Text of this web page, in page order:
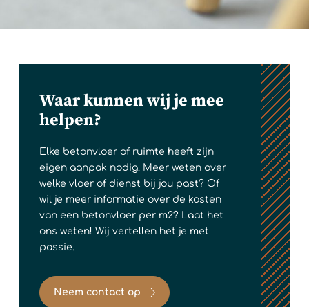
Waar kunnen wij je mee
helpen?
Elke betonvloer of ruimte heeft zijn
eigen aanpak nodig. Meer weten over
welke vloer of dienst bij jou past? Of
wil je meer informatie over de kosten
van een betonvloer per m2? Laat het
ons weten! Wij vertellen het je met
passie.
Neem contact op